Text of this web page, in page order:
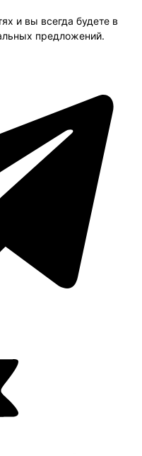
и вы всегда будете в
предложений.